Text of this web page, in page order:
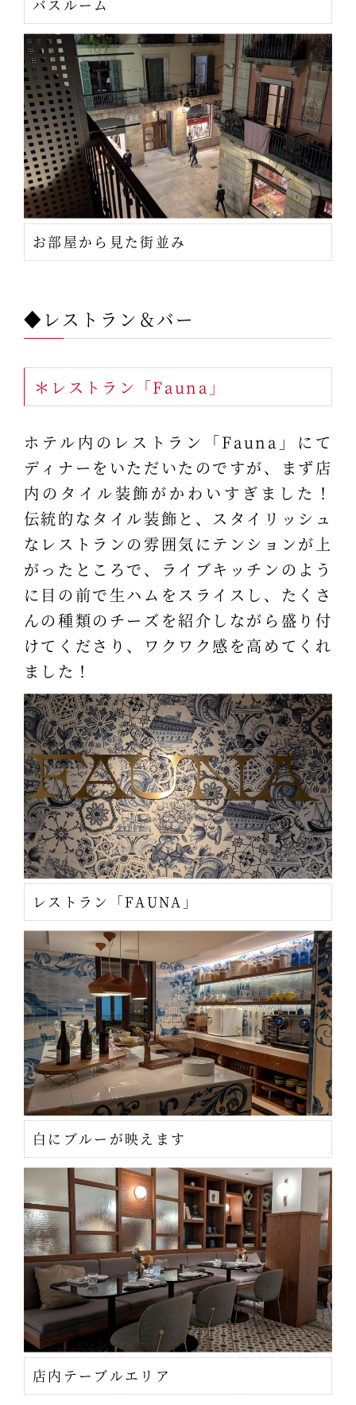
バスルーム
お部屋から見た街並み
◆レストラン＆バー
＊レストラン「Fauna」
ホテル内のレストラン「Fauna」にて
ディナーをいただいたのですが、まず店
内のタイル装飾がかわいすぎました！
伝統的なタイル装飾と、スタイリッシュ
なレストランの雰囲気にテンションが上
がったところで、ライブキッチンのよう
に目の前で生ハムをスライスし、たくさ
んの種類のチーズを紹介しながら盛り付
けてくださり、ワクワク感を高めてくれ
ました！
レストラン「FAUNA」
白にブルーが映えます
店内テーブルエリア